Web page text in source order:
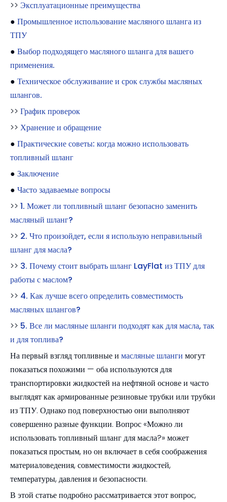
>> Эксплуатационные преимущества
● Промышленное использование масляного шланга из
ТПУ
● Выбор подходящего масляного шланга для вашего
применения.
● Техническое обслуживание и срок службы масляных
шлангов.
>> График проверок
>> Хранение и обращение
● Практические советы: когда можно использовать
топливный шланг
● Заключение
● Часто задаваемые вопросы
>> 1. Может ли топливный шланг безопасно заменить
масляный шланг?
>> 2. Что произойдет, если я использую неправильный
шланг для масла?
>> 3. Почему стоит выбрать шланг LayFlat из ТПУ для
работы с маслом?
>> 4. Как лучше всего определить совместимость
масляных шлангов?
>> 5. Все ли масляные шланги подходят как для масла, так
и для топлива?
На первый взгляд топливные и масляные шланги могут
показаться похожими — оба используются для
транспортировки жидкостей на нефтяной основе и часто
выглядят как армированные резиновые трубки или трубки
из ТПУ. Однако под поверхностью они выполняют
совершенно разные функции. Вопрос «Можно ли
использовать топливный шланг для масла?» может
показаться простым, но он включает в себя соображения
материаловедения, совместимости жидкостей,
температуры, давления и безопасности.
В этой статье подробно рассматривается этот вопрос,